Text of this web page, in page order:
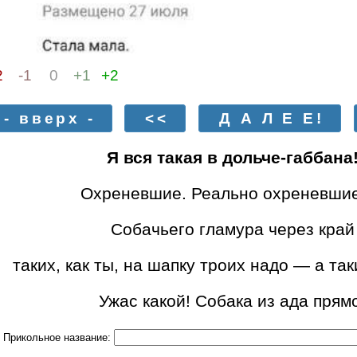
-1 0 +1 +2
- вверх - << Д А Л Е Е!
Я вся такая в дольче-
Охреневшие. Реально
Собачьего гламура через
таких, как ты, на шапку троих надо — а
Ужас какой! Собака из ада
Прикольное название: